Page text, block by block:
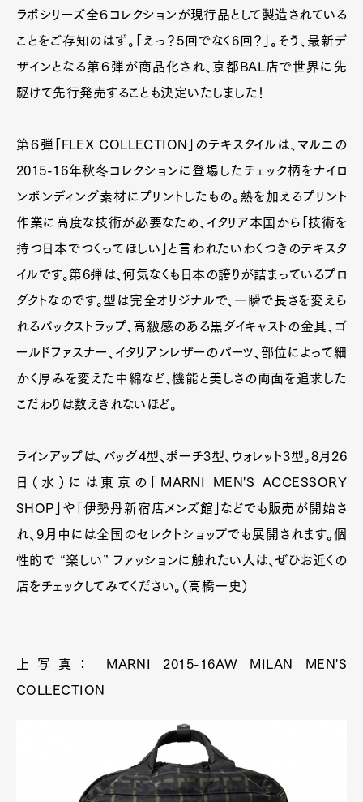
ラボシリーズ全６コレクションが現行品として製造されている
ことをご存知のはず。「えっ？5回でなく6回？」。そう、最新デ
ザインとなる第６弾が商品化され、京都BAL店で世界に先
駆けて先行発売することも決定いたしました！
第６弾「FLEX COLLECTION」のテキスタイルは、マルニの
2015-16年秋冬コレクションに登場したチェック柄をナイロ
ンボンディング素材にプリントしたもの。熱を加えるプリント
作業に高度な技術が必要なため、イタリア本国から「技術を
持つ日本でつくってほしい」と言われたいわくつきのテキスタ
イルです。第6弾は、何気なくも日本の誇りが詰まっているプロ
ダクトなのです。型は完全オリジナルで、一瞬で長さを変えら
れるバックストラップ、高級感のある黒ダイキャストの金具、ゴ
ールドファスナー、イタリアンレザーのパーツ、部位によって細
かく厚みを変えた中綿など、機能と美しさの両面を追求した
こだわりは数えきれないほど。
ラインアップは、バッグ4型、ポーチ3型、ウォレット3型。8月26
日（水）には東京の「MARNI MEN'S ACCESSORY
SHOP」や「伊勢丹新宿店メンズ館」などでも販売が開始さ
れ、9月中には全国のセレクトショップでも展開されます。個
性的で “楽しい” ファッションに触れたい人は、ぜひお近くの
店をチェックしてみてください。（高橋一史）
上写真： MARNI 2015-16AW MILAN MEN'S
COLLECTION